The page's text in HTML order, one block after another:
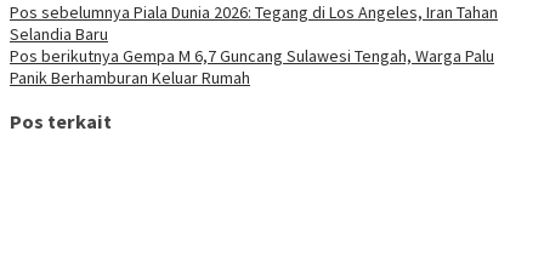
Pos sebelumnya Piala Dunia 2026: Tegang di Los Angeles, Iran Tahan
Selandia Baru
Pos berikutnya Gempa M 6,7 Guncang Sulawesi Tengah, Warga Palu
Panik Berhamburan Keluar Rumah
Pos terkait